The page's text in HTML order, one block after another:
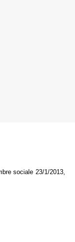
sociale 23/1/2013,